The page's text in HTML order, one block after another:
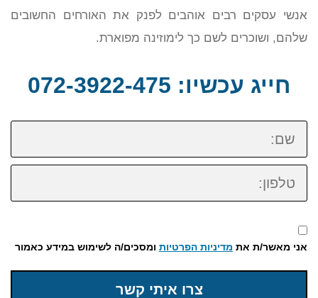
אנשי עסקים רבים אוהבים לפנק את האורחים החשובים
שלהם, ושוכרים לשם כך לימוזינה מפוארת.
חייג עכשיו: 072-3922-475
שם:
טלפון:
אני מאשר/ת את מדיניות הפרטיות ומסכים/ה לשימוש במידע כאמור
צרו איתי קשר